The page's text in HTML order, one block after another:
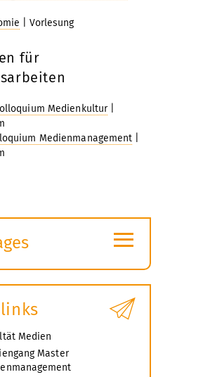
| Vorlesung
für
Medienkultur|
Medienmanagement
≡
Medien
Master